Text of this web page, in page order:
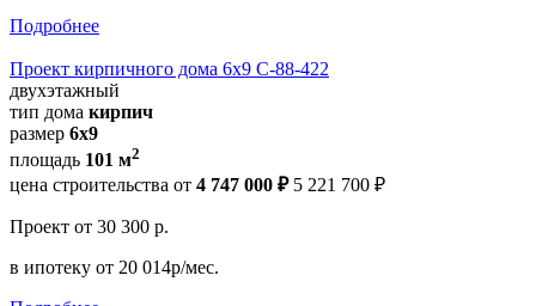
Подробнее
Проект кирпичного дома 6х9 С-88-422
двухэтажный
тип дома кирпич
размер 6х9
площадь 101 м2
цена строительства от 4 747 000 ₽ 5 221 700 ₽
Проект от 30 300 р.
в ипотеку от 20 014р/мес.